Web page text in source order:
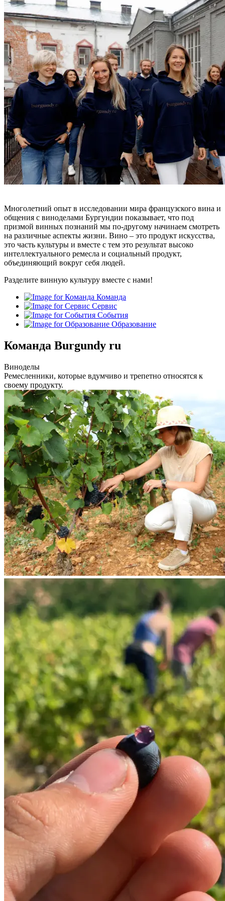
Многолетний опыт в исследовании мира французского вина и
общения с виноделами Бургундии показывает, что под
призмой винных познаний мы по-другому начинаем смотреть
на различные аспекты жизни. Вино – это продукт искусства,
это часть культуры и вместе с тем это результат высоко
интеллектуального ремесла и социальный продукт,
объединяющий вокруг себя людей.
Разделите винную культуру вместе с нами!
Команда
Сервис
События
Образование
Команда Burgundy ru
Виноделы
Ремесленники, которые вдумчиво и трепетно относятся к
своему продукту.